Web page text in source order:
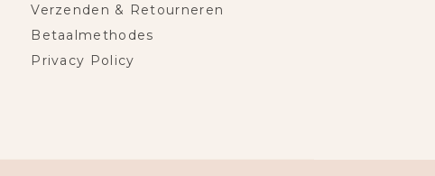
Verzenden & Retourneren
Betaalmethodes
Privacy Policy